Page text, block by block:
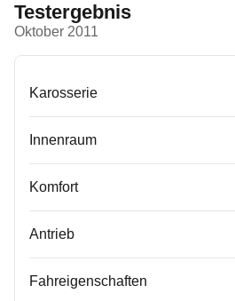
Testergebnis
Oktober 2011
Karosserie
Innenraum
Komfort
Antrieb
Fahreigenschaften